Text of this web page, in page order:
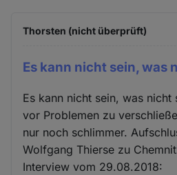
Thorsten (nicht überprüft)
Es kann nicht sein, was
Es kann nicht sein, was nicht
vor Problemen zu
nur noch schlimmer.
Wolfgang Thierse zu
Interview vom 29.08.2018: